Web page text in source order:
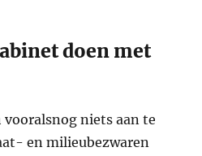
doen met
niets aan te
en milieubezwaren